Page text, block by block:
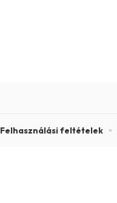
Felhasználási feltételek